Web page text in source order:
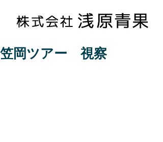
笠岡ツアー 視察